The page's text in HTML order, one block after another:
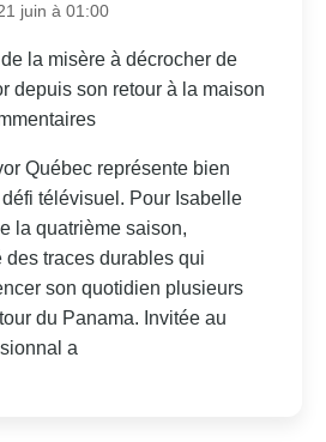
juin à 01:00
la misère à décrocher de
depuis son retour à la maison
Québec représente bien
télévisuel. Pour Isabelle
la quatrième saison,
des traces durables qui
son quotidien plusieurs
du Panama. Invitée au
a